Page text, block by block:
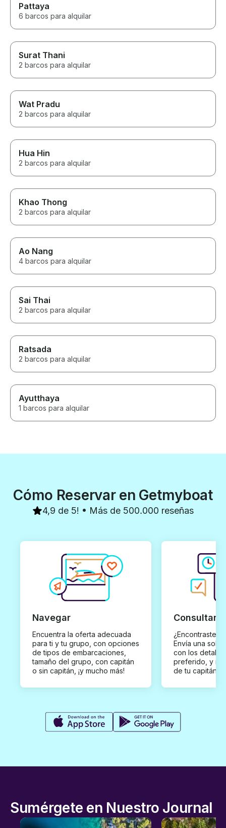
Pattaya
6 barcos para alquilar
Surat Thani
2 barcos para alquilar
Wat Pradu
2 barcos para alquilar
Hua Hin
2 barcos para alquilar
Khao Thong
2 barcos para alquilar
Ao Nang
4 barcos para alquilar
Sai Thai
2 barcos para alquilar
Ratsada
2 barcos para alquilar
Ayutthaya
1 barcos para alquilar
Cómo Reservar en Getmyboat
4,9 de 5! • Más de 500.000 reseñas
Navegar
Encuentra la oferta adecuada
para ti y tu grupo, con opciones
de tipos de embarcaciones,
tamaño del grupo, con capitán
o sin capitán, ¡y mucho más!
Consultar
¿Encontraste
Envía una
con los
preferido, y
de tu capitán
Sumérgete en Nuestro Journal